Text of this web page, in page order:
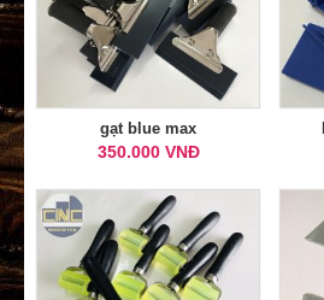
gạt blue max
350.000 VNĐ